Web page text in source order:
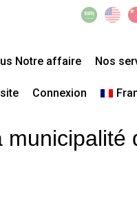
Notre affaire Nos
Connexion